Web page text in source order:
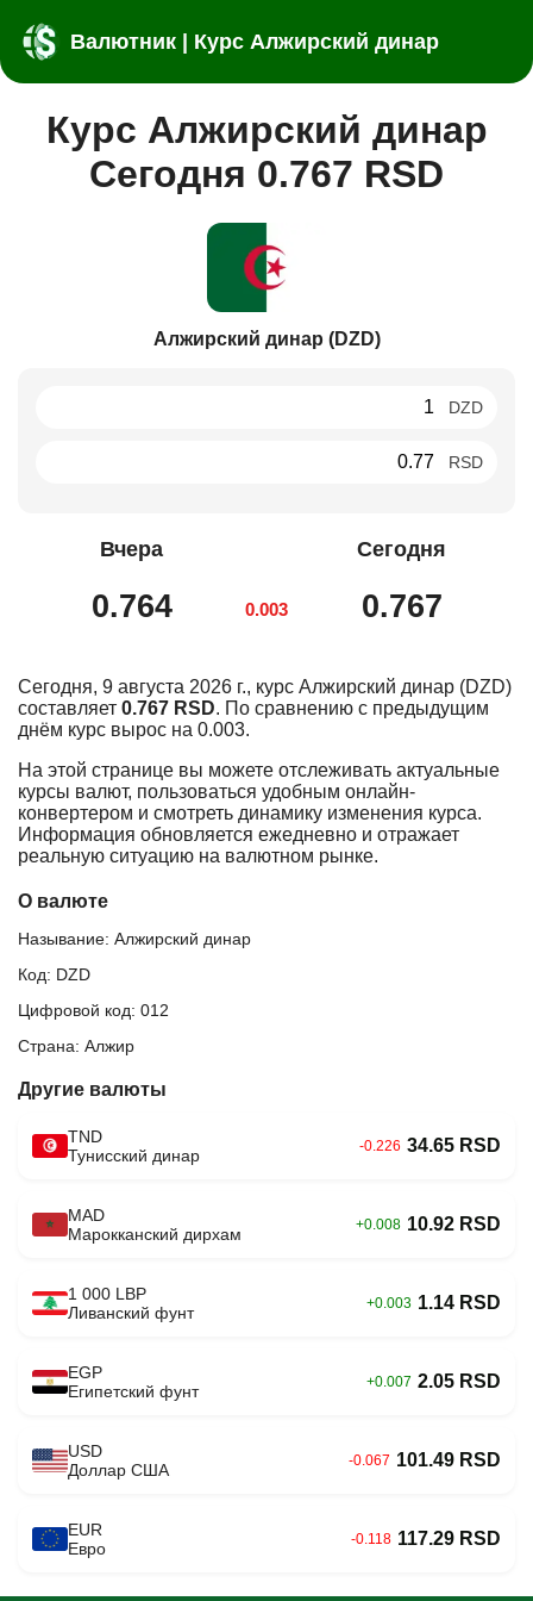
Валютник | Курс Алжирский динар
Курс Алжирский динар
Сегодня 0.767 RSD
Алжирский динар (DZD)
DZD
RSD
Вчера
0.764 0.003
Сегодня
0.767
Сегодня, 9 августа 2026 г., курс Алжирский динар (DZD)
составляет 0.767 RSD. По сравнению с предыдущим
днём курс вырос на 0.003.
На этой странице вы можете отслеживать актуальные
курсы валют, пользоваться удобным онлайн-
конвертером и смотреть динамику изменения курса.
Информация обновляется ежедневно и отражает
реальную ситуацию на валютном рынке.
О валюте
Называние: Алжирский динар
Код: DZD
Цифровой код: 012
Страна: Алжир
Другие валюты
TND
Тунисский динар
-0.226 34.65 RSD
MAD
Марокканский дирхам
+0.008 10.92 RSD
1 000 LBP
Ливанский фунт
+0.003 1.14 RSD
EGP
Египетский фунт
+0.007 2.05 RSD
USD
Доллар США
-0.067 101.49 RSD
EUR
Евро
-0.118 117.29 RSD